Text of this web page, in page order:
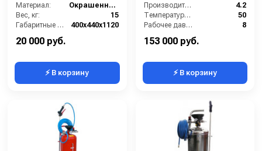
Материал:
Окрашенная сталь
Вес, кг:
15
Габаритные размеры, мм:
400x440x1120
20 000 руб.
⚡ В корзину
Производительность (л/мин):
4.2
Температура (°C):
50
Рабочее давление (бар):
8
153 000 руб.
⚡ В корзину